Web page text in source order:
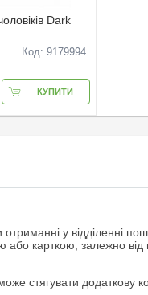
Dark
Код: 9179994
КУПИТИ
у відділенні
або карткою, залежно
стягувати додаткову